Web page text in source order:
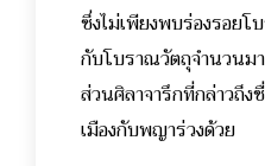
ซึ่งไม่เพียงพบร่องรอย
กับโบราณวัตถุจำนวนม
ส่วนศิลาจารึกที่กล่าวถึง
เมืองกับพญาร่วงด้วย